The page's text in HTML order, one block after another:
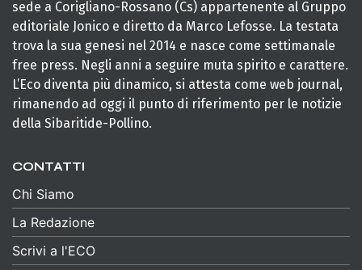
sede a Corigliano-Rossano (Cs) appartenente al Gruppo
editoriale Jonico e diretto da Marco Lefosse. La testata
trova la sua genesi nel 2014 e nasce come settimanale
free press. Negli anni a seguire muta spirito e carattere.
L’Eco diventa più dinamico, si attesta come web journal,
rimanendo ad oggi il punto di riferimento per le notizie
della Sibaritide-Pollino.
CONTATTI
Chi Siamo
La Redazione
Scrivi a l'ECO